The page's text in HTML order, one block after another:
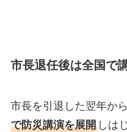
市長退任後は全国で
市長を引退した翌年か
で防災講演を展開しは